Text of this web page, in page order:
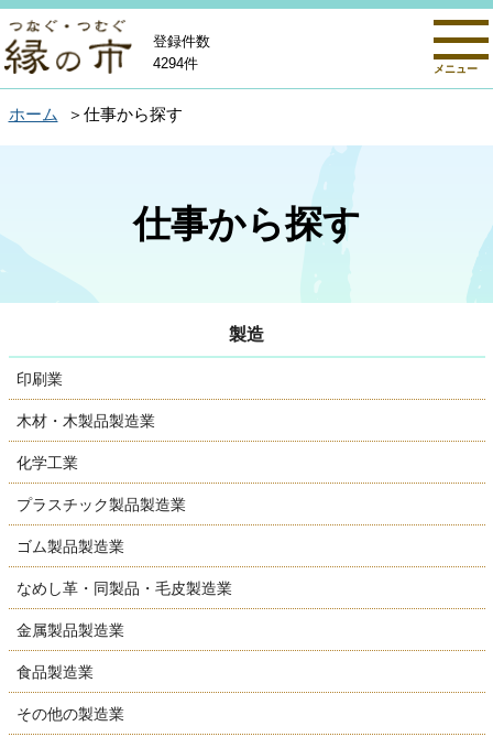
メニュー
登録件数
4294件
ホーム 仕事から探す
仕事から探す
製造
印刷業
木材・木製品製造業
化学工業
プラスチック製品製造業
ゴム製品製造業
なめし革・同製品・毛皮製造業
金属製品製造業
食品製造業
その他の製造業